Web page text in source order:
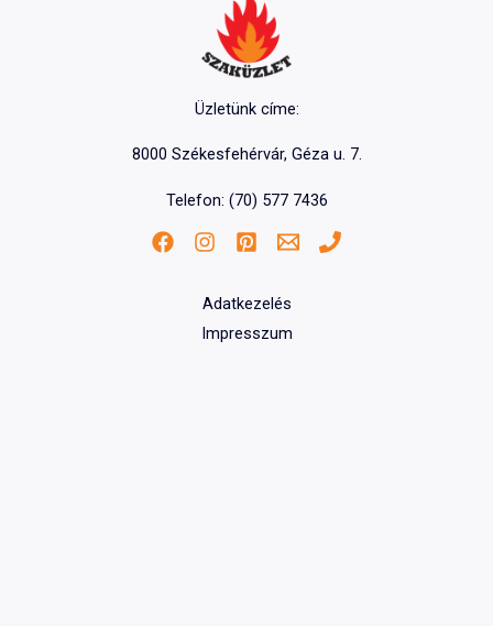
Üzletünk címe:
8000 Székesfehérvár, Géza u. 7.
Telefon: (70) 577 7436
Adatkezelés
Impresszum